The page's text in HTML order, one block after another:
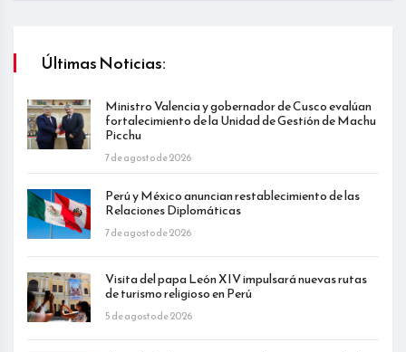
Últimas Noticias:
Ministro Valencia y gobernador de Cusco evalúan
fortalecimiento de la Unidad de Gestión de Machu
Picchu
7 de agosto de 2026
Perú y México anuncian restablecimiento de las
Relaciones Diplomáticas
7 de agosto de 2026
Visita del papa León XIV impulsará nuevas rutas
de turismo religioso en Perú
5 de agosto de 2026